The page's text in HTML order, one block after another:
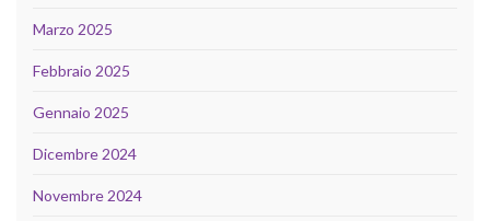
Marzo 2025
Febbraio 2025
Gennaio 2025
Dicembre 2024
Novembre 2024